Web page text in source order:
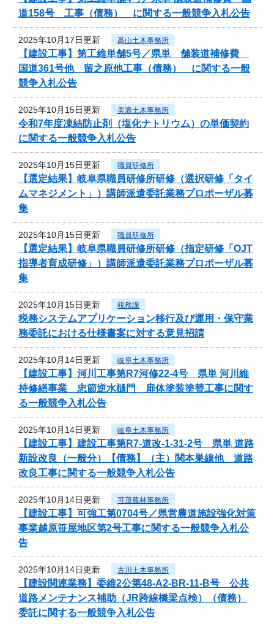
道158号 工事（債務） に関する一般競争入札公告
2025年10月17日更新 高山土木事務所
【建設工事】第工維単舗5号／県単 舗装道補修費
国道361号他 留之原他工事（債務） に関する一般
競争入札公告
2025年10月15日更新 美濃土木事務所
令和7年度凍結防止剤（塩化ナトリウム）の単価契約
に関する一般競争入札公告
2025年10月15日更新 職員研修所
【選定結果】岐阜県職員研修所研修（選択研修「タイ
ムマネジメント」）講師派遣委託業務プロポーザル募
集
2025年10月15日更新 職員研修所
【選定結果】岐阜県職員研修所研修（指定研修「OJT
指導者育成研修」）講師派遣委託業務プロポーザル募
集
2025年10月15日更新 税務課
税務システムアプリケーション移行及び運用・保守業
務委託における仕様書案に対する意見招請
2025年10月14日更新 岐阜土木事務所
【建設工事】河川工事第R7河修22-4号 県単 河川維
持修繕事業 忠節逆水樋門 扉体塗装塗替工事に関す
る一般競争入札公告
2025年10月14日更新 岐阜土木事務所
【建設工事】建設工事第R7-道改-1-31-2号 県単 道路
新設改良（一般分）【債務】（主）関本巣線他 道路
改良工事に関する一般競争入札公告
2025年10月14日更新 可茂農林事務所
【建設工事】可強工第0704号／県営農道施設強化対策
事業越原笹屋地区第2号工事に関する一般競争入札公
告
2025年10月14日更新 古川土木事務所
【建設関連業務】委維2公第48-A2-BR-11-B号 公共
道路メンテナンス補助（JR跨線橋梁点検）（債務）
委託に関する一般競争入札公告